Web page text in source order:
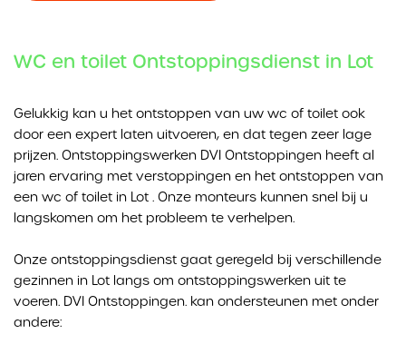
WC en toilet Ontstoppingsdienst in Lot
Gelukkig kan u het ontstoppen van uw wc of toilet ook
door een expert laten uitvoeren, en dat tegen zeer lage
prijzen. Ontstoppingswerken DVI Ontstoppingen heeft al
jaren ervaring met verstoppingen en het ontstoppen van
een wc of toilet in Lot . Onze monteurs kunnen snel bij u
langskomen om het probleem te verhelpen.
Onze ontstoppingsdienst gaat geregeld bij verschillende
gezinnen in Lot langs om ontstoppingswerken uit te
voeren. DVI Ontstoppingen. kan ondersteunen met onder
andere: